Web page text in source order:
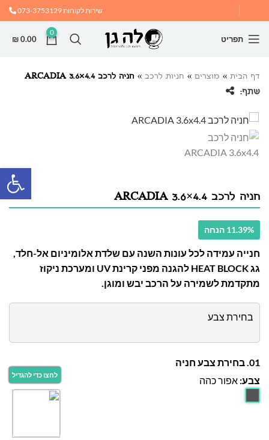
שירות לקוחות073-3753129
תפריט
0
₪0.00
דף הבית » מוצרים » חניות לרכב » חניה לרכב ARCADIA 3.6×4.4
שתף:
חניה לרכב ARCADIA 3.6×4.4
11.39% הנחה
חנייה עמידה לכל עונות השנה עם שלדת אלומיניום אל-חלד,
גג HEAT BLOCK להגנה מפני קרינת UV ומערכת ניקוז
מתקדמת לשמירה על הרכב יבש ומוגן.
בחירת צבע
01. בחירת צבע חניה
צבע: אפור כהה